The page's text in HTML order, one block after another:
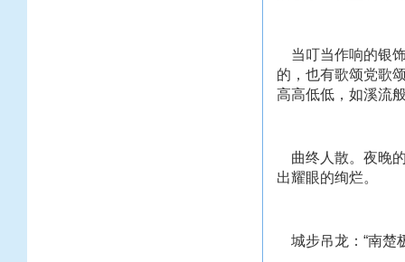
当叮当作响的银
的，也有歌颂党歌
高高低低，如溪流
曲终人散。夜晚
出耀眼的绚烂。
城步吊龙：“南楚